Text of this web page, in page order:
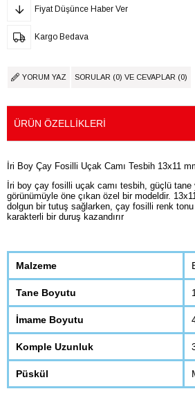
Fiyat Düşünce Haber Ver
Kargo Bedava
YORUM YAZ SORULAR (0) VE CEVAPLAR (0)
ÜRÜN ÖZELLIKLERI
İri Boy Çay Fosilli Uçak Camı Tesbih 13x11
İri boy çay fosilli uçak camı tesbih, güçlü tane
görünümüyle öne çıkan özel bir modeldir.
dolgun bir tutuş sağlarken, çay fosilli renk
karakterli bir duruş kazandırır
Malzeme
Tane Boyutu
İmame Boyutu
Komple Uzunluk
Püskül